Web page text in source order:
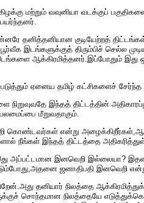
மற்றும் வவுனியா வடக்குப்
தனித்தனியான குடியேற்றத்
இடங்களுக்குத் திரும்பிச் செல்ல
ஆக்கிரமித்தனர்.இப்போதும் இது
ஏனைய தமிழ் கட்சிகளைச்
இந்தத் திட்டத்தின்
மீறுவதாகும்.
கொண்டவர்கள் என்று
நீங்கள் இந்தத் திட்டத்தை
அப்பட்டமான இனவெறி இல்லையா?
ஜனாதிபதி இனவெறி என்று
தனியார் நிலத்தை
சொந்தமான நிலத்தையே